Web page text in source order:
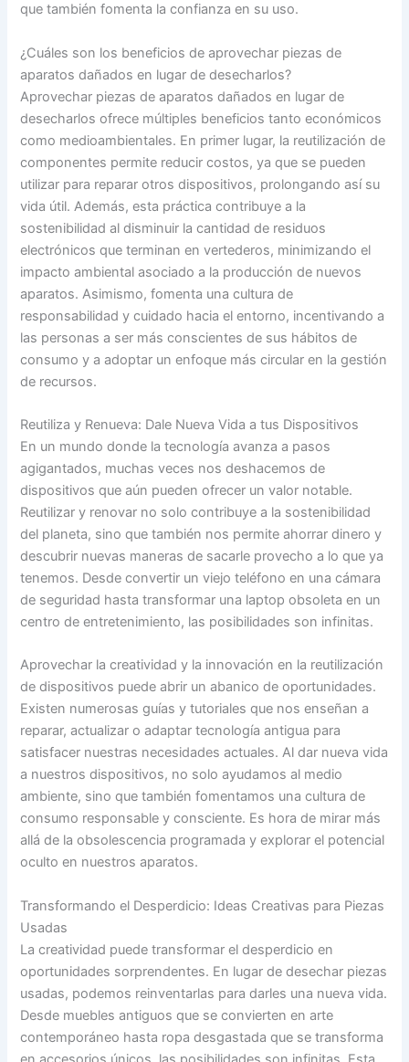
que también fomenta la confianza en su uso.
¿Cuáles son los beneficios de aprovechar piezas de
aparatos dañados en lugar de desecharlos?
Aprovechar piezas de aparatos dañados en lugar de
desecharlos ofrece múltiples beneficios tanto económicos
como medioambientales. En primer lugar, la reutilización de
componentes permite reducir costos, ya que se pueden
utilizar para reparar otros dispositivos, prolongando así su
vida útil. Además, esta práctica contribuye a la
sostenibilidad al disminuir la cantidad de residuos
electrónicos que terminan en vertederos, minimizando el
impacto ambiental asociado a la producción de nuevos
aparatos. Asimismo, fomenta una cultura de
responsabilidad y cuidado hacia el entorno, incentivando a
las personas a ser más conscientes de sus hábitos de
consumo y a adoptar un enfoque más circular en la gestión
de recursos.
Reutiliza y Renueva: Dale Nueva Vida a tus Dispositivos
En un mundo donde la tecnología avanza a pasos
agigantados, muchas veces nos deshacemos de
dispositivos que aún pueden ofrecer un valor notable.
Reutilizar y renovar no solo contribuye a la sostenibilidad
del planeta, sino que también nos permite ahorrar dinero y
descubrir nuevas maneras de sacarle provecho a lo que ya
tenemos. Desde convertir un viejo teléfono en una cámara
de seguridad hasta transformar una laptop obsoleta en un
centro de entretenimiento, las posibilidades son infinitas.
Aprovechar la creatividad y la innovación en la reutilización
de dispositivos puede abrir un abanico de oportunidades.
Existen numerosas guías y tutoriales que nos enseñan a
reparar, actualizar o adaptar tecnología antigua para
satisfacer nuestras necesidades actuales. Al dar nueva vida
a nuestros dispositivos, no solo ayudamos al medio
ambiente, sino que también fomentamos una cultura de
consumo responsable y consciente. Es hora de mirar más
allá de la obsolescencia programada y explorar el potencial
oculto en nuestros aparatos.
Transformando el Desperdicio: Ideas Creativas para Piezas
Usadas
La creatividad puede transformar el desperdicio en
oportunidades sorprendentes. En lugar de desechar piezas
usadas, podemos reinventarlas para darles una nueva vida.
Desde muebles antiguos que se convierten en arte
contemporáneo hasta ropa desgastada que se transforma